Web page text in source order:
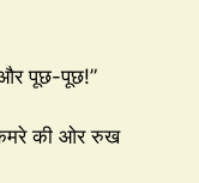
पूछ-पूछ!”
की ओर रुख